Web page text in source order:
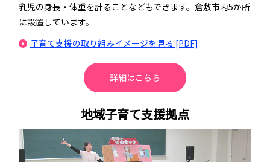
乳児の身長・体重を計ることなどもできます。倉敷市内5か所
に設置しています。
子育て支援の取り組みイメージを見る [PDF]
詳細はこちら
地域子育て支援拠点